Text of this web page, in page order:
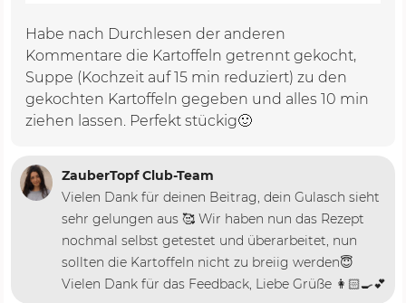
Habe nach Durchlesen der anderen
Kommentare die Kartoffeln getrennt gekocht,
Suppe (Kochzeit auf 15 min reduziert) zu den
gekochten Kartoffeln gegeben und alles 10 min
ziehen lassen. Perfekt stückig🙂
ZauberTopf Club-Team
Vielen Dank für deinen Beitrag, dein Gulasch sieht
sehr gelungen aus 🥰 Wir haben nun das Rezept
nochmal selbst getestet und überarbeitet, nun
sollten die Kartoffeln nicht zu breiig werden😇
Vielen Dank für das Feedback, Liebe Grüße 👩🏻‍🍳💕